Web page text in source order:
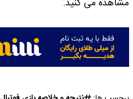
مشاهده می کنید.